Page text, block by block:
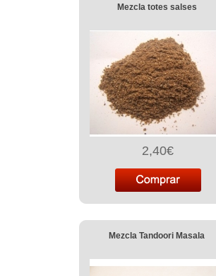
Mezcla totes salses
2,40€
Mezcla Tandoori Masala